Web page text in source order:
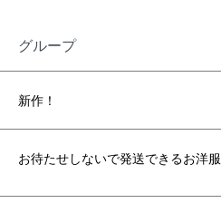
グループ
新作！
お待たせしないで発送できるお洋服